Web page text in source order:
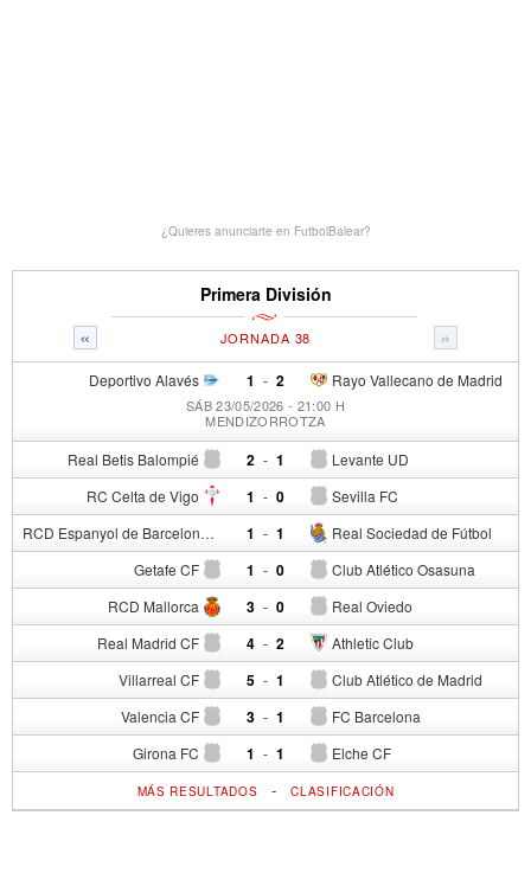
¿Quieres anunciarte en FutbolBalear?
Primera División
« »
JORNADA 38
Deportivo Alavés 1 - Rayo Vallecano de Madrid
2
SÁB 23/05/2026 - 21:00 H
MENDIZORROTZA
Real Betis Balompié 2 - Levante UD
1
RC Celta de Vigo 1 - Sevilla FC
0
RCD Espanyol de Barcelona 1 - Real Sociedad de Fútbol
1
Getafe CF 1 - Club Atlético Osasuna
0
RCD Mallorca 3 - Real Oviedo
0
Real Madrid CF 4 - Athletic Club
2
Villarreal CF 5 - Club Atlético de Madrid
1
Valencia CF 3 - FC Barcelona
1
Girona FC 1 - Elche CF
1
MÁS RESULTADOS -CLASIFICACIÓN